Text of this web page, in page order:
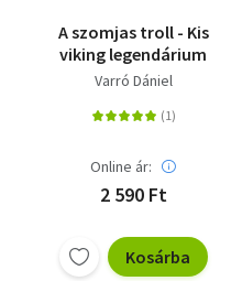
A szomjas troll - Kis
viking legendárium
Varró Dániel
Online ár:
2 590 Ft
Kosárba